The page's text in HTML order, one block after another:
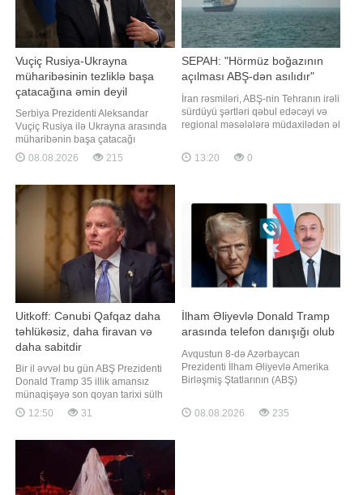
Vuçiç Rusiya-Ukrayna
müharibəsinin tezliklə başa
çatacağına əmin deyil
Serbiya Prezidenti Aleksandar
Vuçiç Rusiya ilə Ukrayna arasında
müharibənin başa çatacağı
müddətlə bağlı hələlik ciddi
proqnoz verə bilmədiyini və tərəfləri
biləcəyindən narahat olduğunu
bildirib. "Report" Serbiya mediasına
istinadən xəbər verir ki, bu barədə
08.08.2026 215
SEPAH: "Hörmüz boğazının
açılması ABŞ-dən asılıdır"
İran rəsmiləri, ABŞ-nin Tehranın irəli
sürdüyü şərtləri qəbul edəcəyi və
regional məsələlərə müdaxilədən əl
gəmiçiliyi bərpa edəcəklərini bəyan
ediblər. xəbər verir ki, bu barədə
Hüseyn Möhibini
13:20 0
Uitkoff: Cənubi Qafqaz daha
təhlükəsiz, daha firavan və
daha sabitdir
Bir il əvvəl bu gün ABŞ Prezidenti
Donald Tramp 35 illik amansız
münaqişəyə son qoyan tarixi sülh
müqaviləsini imzalamaq üçün
Azərbaycan və Ermənistanı bir
bunu ABŞ Prezidentinin xüsusi
elçisi Stiv Uitkoff "X" sosial şəbəkə
hesabındakı paylaşımd
12:50 31
İlham Əliyevlə Donald Tramp
arasında telefon danışığı olub
Avqustun 8-də Azərbaycan
Prezidenti İlham Əliyevlə Amerika
Birləşmiş Ştatlarının (ABŞ)
telefon danışığı olub. "Report" xəbər
verir ki, bu barədə Azərbaycan
08.08.2026 235